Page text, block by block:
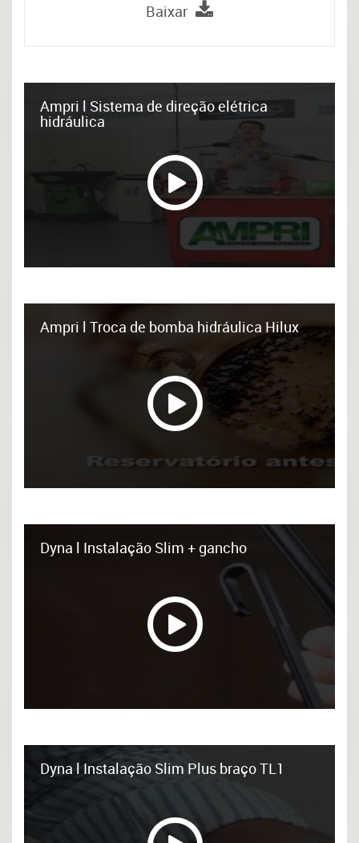
Baixar
Ampri l Sistema de direção elétrica
hidráulica
Ampri l Troca de bomba hidráulica Hilux
Dyna l Instalação Slim + gancho
Dyna l Instalação Slim Plus braço TL1